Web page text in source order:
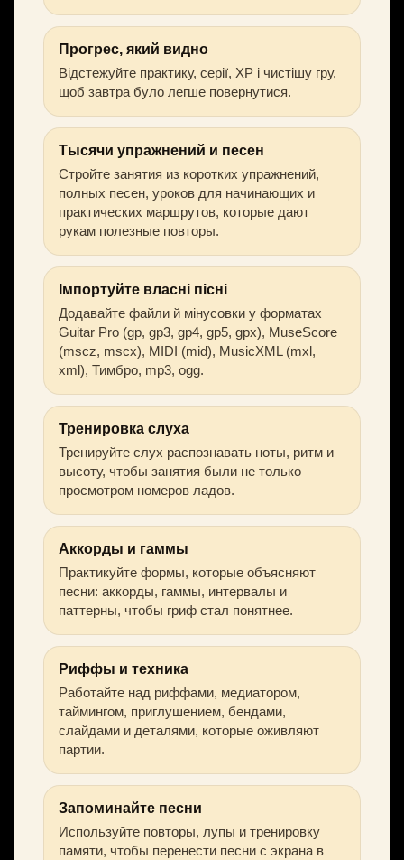
Прогрес, який видно
Відстежуйте практику, серії, XP і чистішу гру,
щоб завтра було легше повернутися.
Тысячи упражнений и песен
Стройте занятия из коротких упражнений,
полных песен, уроков для начинающих и
практических маршрутов, которые дают
рукам полезные повторы.
Імпортуйте власні пісні
Додавайте файли й мінусовки у форматах
Guitar Pro (gp, gp3, gp4, gp5, gpx), MuseScore
(mscz, mscx), MIDI (mid), MusicXML (mxl,
xml), Тимбро, mp3, ogg.
Тренировка слуха
Тренируйте слух распознавать ноты, ритм и
высоту, чтобы занятия были не только
просмотром номеров ладов.
Аккорды и гаммы
Практикуйте формы, которые объясняют
песни: аккорды, гаммы, интервалы и
паттерны, чтобы гриф стал понятнее.
Риффы и техника
Работайте над риффами, медиатором,
таймингом, приглушением, бендами,
слайдами и деталями, которые оживляют
партии.
Запоминайте песни
Используйте повторы, лупы и тренировку
памяти, чтобы перенести песни с экрана в